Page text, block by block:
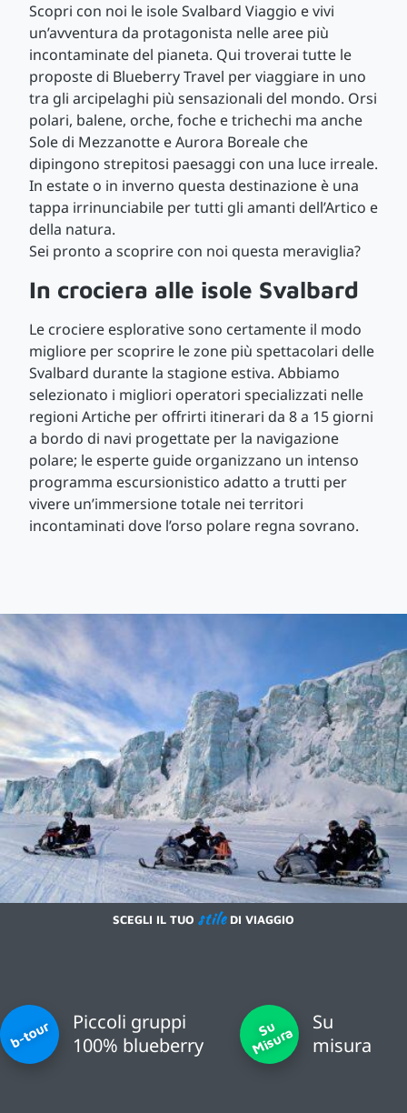
Scopri con noi le isole Svalbard Viaggio e vivi
un’avventura da protagonista nelle aree più
incontaminate del pianeta. Qui troverai tutte le
proposte di Blueberry Travel per viaggiare in uno
tra gli arcipelaghi più sensazionali del mondo. Orsi
polari, balene, orche, foche e trichechi ma anche
Sole di Mezzanotte e Aurora Boreale che
dipingono strepitosi paesaggi con una luce irreale.
In estate o in inverno questa destinazione è una
tappa irrinunciabile per tutti gli amanti dell’Artico e
della natura.
Sei pronto a scoprire con noi questa meraviglia?
In crociera alle isole Svalbard
Le crociere esplorative sono certamente il modo
migliore per scoprire le zone più spettacolari delle
Svalbard durante la stagione estiva. Abbiamo
selezionato i migliori operatori specializzati nelle
regioni Artiche per offrirti itinerari da 8 a 15 giorni
a bordo di navi progettate per la navigazione
polare; le esperte guide organizzano un intenso
programma escursionistico adatto a trutti per
vivere un’immersione totale nei territori
incontaminati dove l’orso polare regna sovrano.
SCEGLI IL TUO stileDI VIAGGIO
b-tour
Piccoli gruppi
100% blueberry
S
u
Mi
s
u
r
a
Su
misura